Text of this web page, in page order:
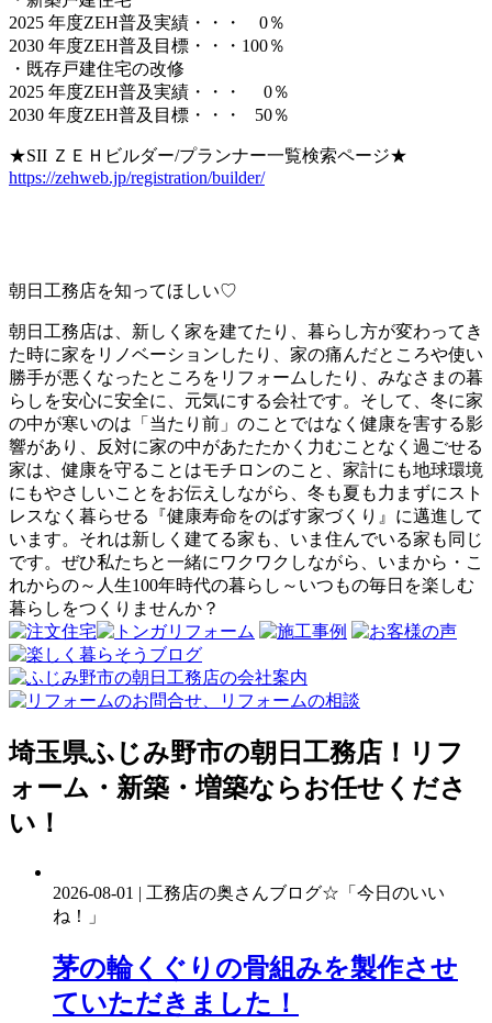
2025 年度ZEH普及実績・・・ 0％
2030 年度ZEH普及目標・・・100％
・既存戸建住宅の改修
2025 年度ZEH普及実績・・・ 0％
2030 年度ZEH普及目標・・・ 50％
★SII ＺＥＨビルダー/プランナー一覧検索ページ★
https://zehweb.jp/registration/builder/
朝日工務店を知ってほしい♡
朝日工務店は、新しく家を建てたり、暮らし方が変わってき
た時に家をリノベーションしたり、家の痛んだところや使い
勝手が悪くなったところをリフォームしたり、みなさまの暮
らしを安心に安全に、元気にする会社です。そして、冬に家
の中が寒いのは「当たり前」のことではなく健康を害する影
響があり、反対に家の中があたたかく力むことなく過ごせる
家は、健康を守ることはモチロンのこと、家計にも地球環境
にもやさしいことをお伝えしながら、冬も夏も力まずにスト
レスなく暮らせる『健康寿命をのばす家づくり』に邁進して
います。それは新しく建てる家も、いま住んでいる家も同じ
です。ぜひ私たちと一緒にワクワクしながら、いまから・こ
れからの～人生100年時代の暮らし～いつもの毎日を楽しむ
暮らしをつくりませんか？
埼玉県ふじみ野市の朝日工務店！リフ
ォーム・新築・増築ならお任せくださ
い！
2026-08-01 | 工務店の奥さんブログ☆「今日のいい
ね！」
茅の輪くぐりの骨組みを製作させ
ていただきました！